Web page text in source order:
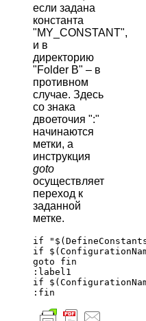
если задана
константа
"MY_CONSTANT",
и в
директорию
"Folder B" – в
противном
случае. Здесь
со знака
двоеточия ":"
начинаются
метки, а
инструкция
goto
осуществляет
переход к
заданной
метке.
if
if
goto fin
:label1
if